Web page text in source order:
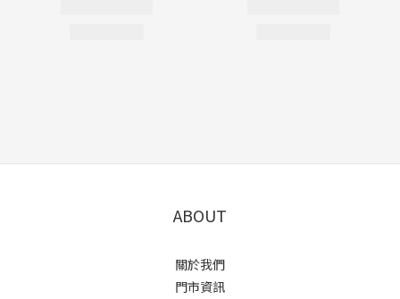
ABOUT
關於我們
門市資訊